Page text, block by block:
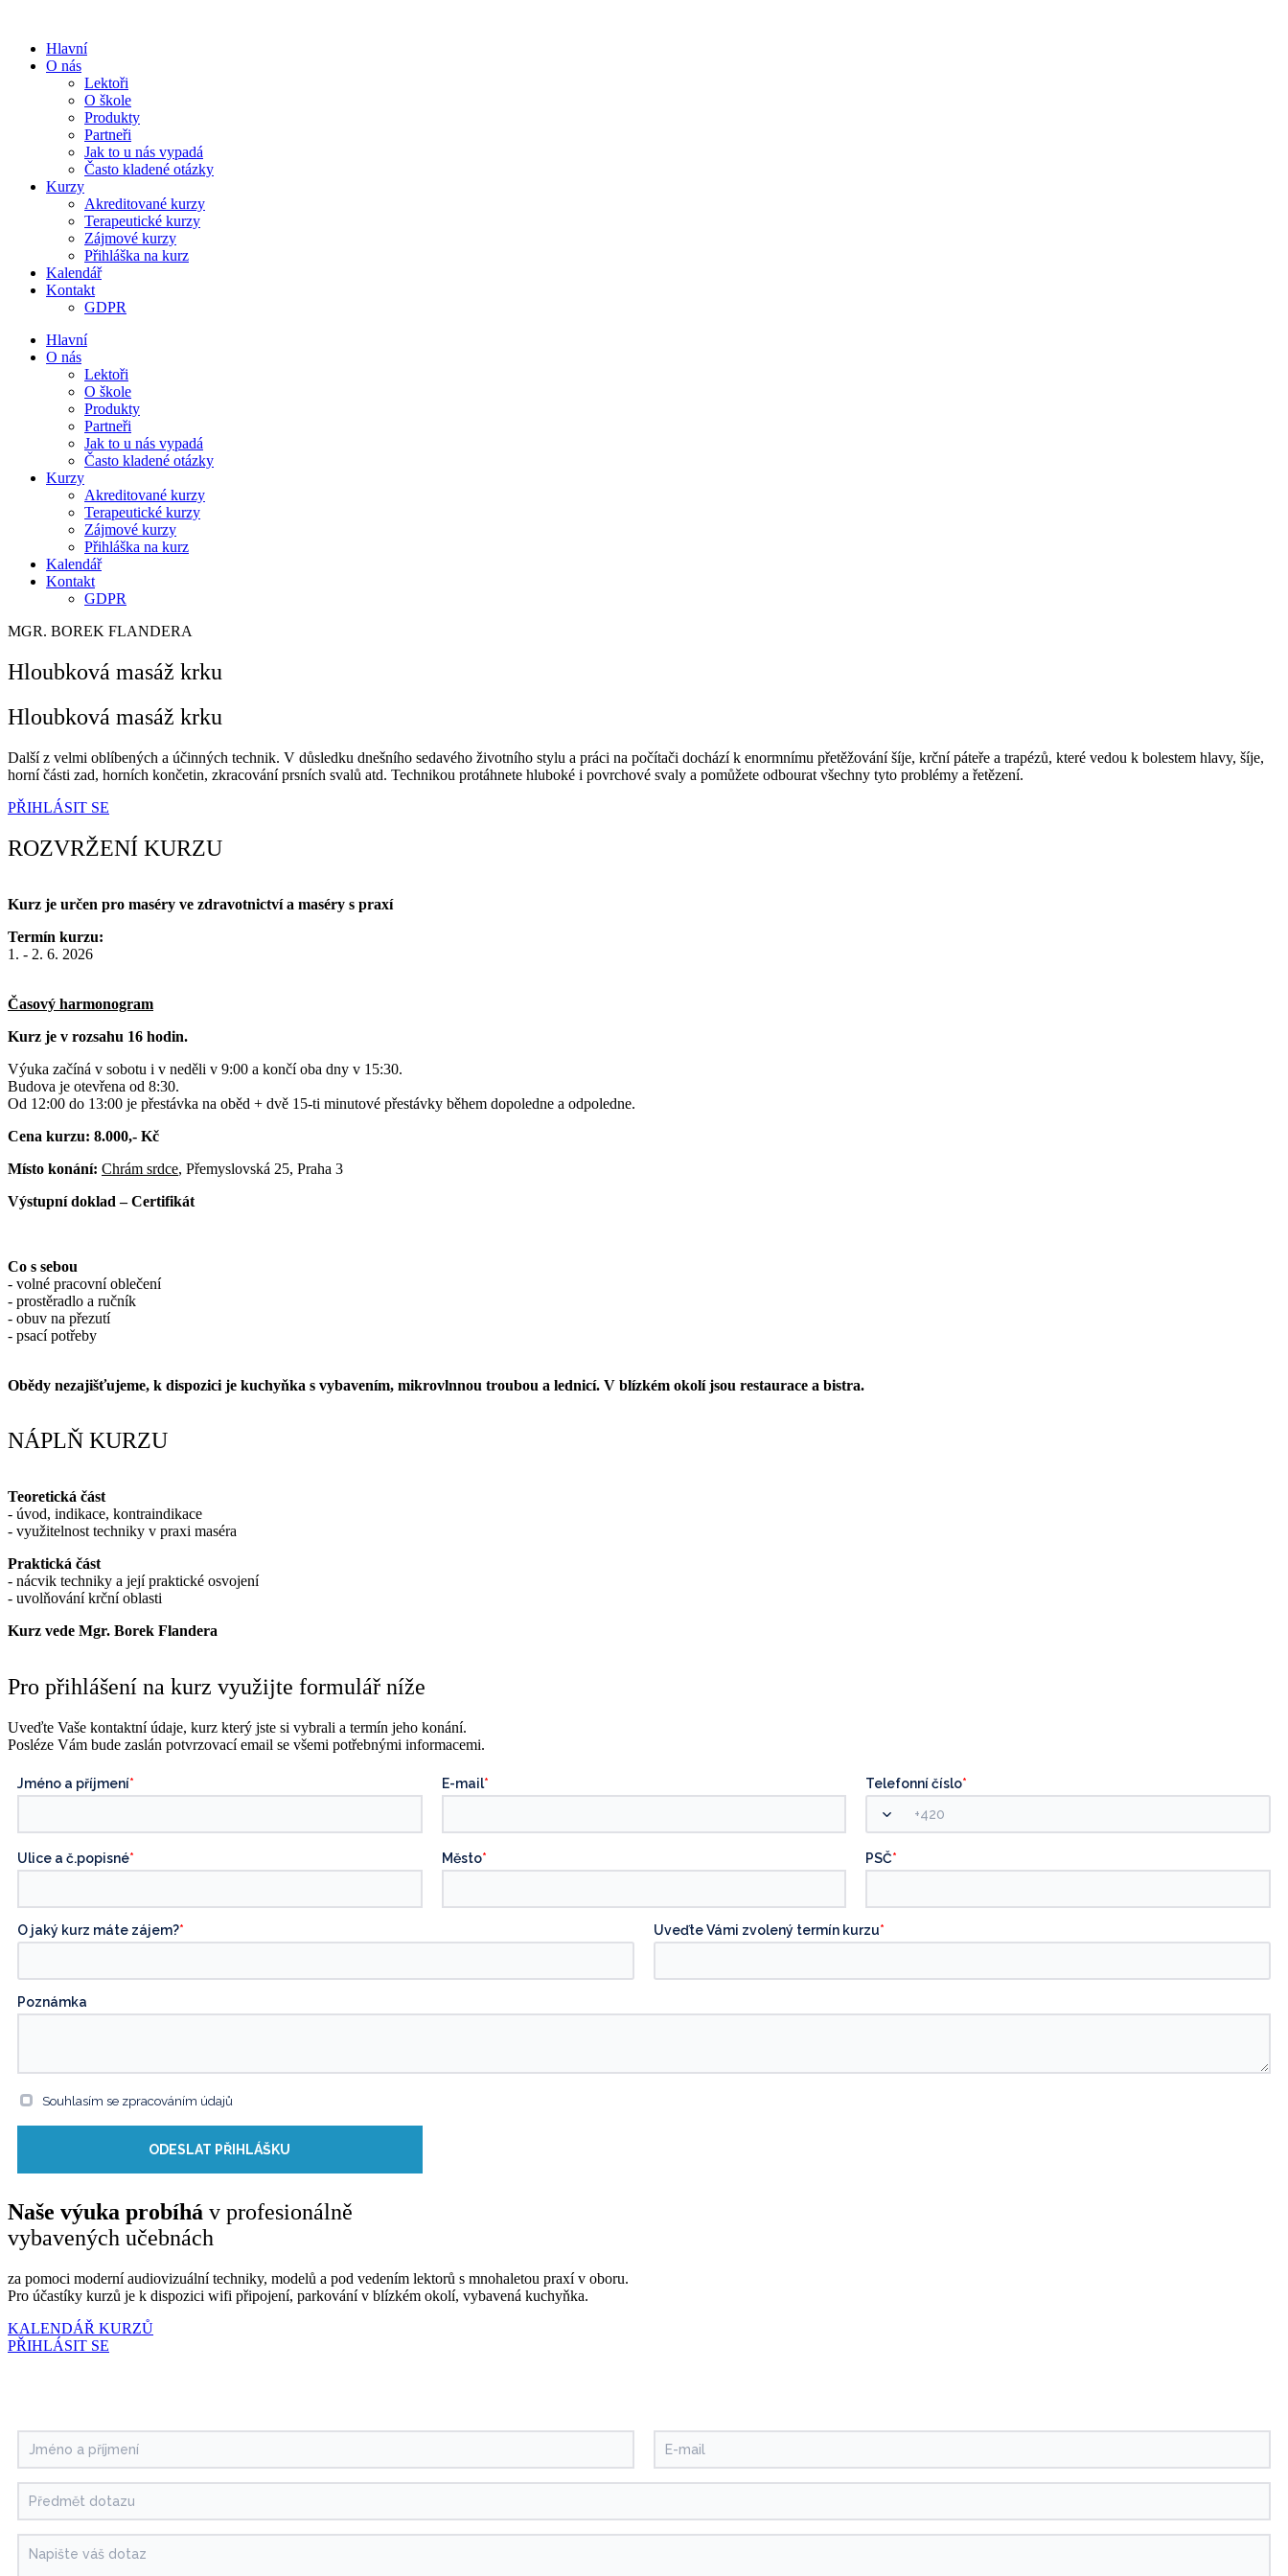
obsahuHlavní
O nás
Lektoři
O škole
Produkty
Partneři
Jak to u nás vypadá
Často kladené otázky
Kurzy
Akreditované kurzy
Terapeutické kurzy
Zájmové kurzy
Přihláška na kurz
Kalendář
Kontakt
GDPR
Hlavní
O nás
Lektoři
O škole
Produkty
Partneři
Jak to u nás vypadá
Často kladené otázky
Kurzy
Akreditované kurzy
Terapeutické kurzy
Zájmové kurzy
Přihláška na kurz
Kalendář
Kontakt
GDPR
MGR. BOREK FLANDERA
Hloubková masáž krku
Hloubková masáž krku
Další z velmi oblíbených a účinných technik. V důsledku dnešního sedavého životního stylu a práci na počítači dochází k enormnímu přetěžování šíje, krční páteře a trapézů, které vedou k bolestem hlavy, šíje,
horní části zad, horních končetin, zkracování prsních svalů atd. Technikou protáhnete hluboké i povrchové svaly a pomůžete odbourat všechny tyto problémy a řetězení.
PŘIHLÁSIT SE
ROZVRŽENÍ KURZU
Kurz je určen pro maséry ve zdravotnictví a maséry s praxí
Termín kurzu:
1. - 2. 6. 2026
Časový harmonogram
Kurz je v rozsahu 16 hodin.
Výuka začíná v sobotu i v neděli v 9:00 a končí oba dny v 15:30.
Budova je otevřena od 8:30.
Od 12:00 do 13:00 je přestávka na oběd + dvě 15-ti minutové přestávky během dopoledne a odpoledne.
Cena kurzu: 8.000,- Kč
Místo konání: Chrám srdce, Přemyslovská 25, Praha 3
Výstupní doklad – Certifikát
Co s sebou
- volné pracovní oblečení
- prostěradlo a ručník
- obuv na přezutí
- psací potřeby
Obědy nezajišťujeme, k dispozici je kuchyňka s vybavením, mikrovlnnou troubou a lednicí. V blízkém okolí jsou restaurace a bistra.
NÁPLŇ KURZU
Teoretická část
- úvod, indikace, kontraindikace
- využitelnost techniky v praxi maséra
Praktická část
- nácvik techniky a její praktické osvojení
- uvolňování krční oblasti
Kurz vede Mgr. Borek Flandera
Pro přihlášení na kurz využijte formulář níže
Uveďte Vaše kontaktní údaje, kurz který jste si vybrali a termín jeho konání.
Posléze Vám bude zaslán potvrzovací email se všemi potřebnými informacemi.
Jméno a příjmení* E-mail* Telefonní číslo*
Ulice a č.popisné* Město* PSČ*
O jaký kurz máte zájem?* Uveďte Vámi zvolený termín kurzu*
Poznámka
Souhlasím se zpracováním údajů
ODESLAT PŘIHLÁŠKU
Naše výuka probíhá v profesionálně
vybavených učebnách
za pomoci moderní audiovizuální techniky, modelů a pod vedením lektorů s mnohaletou praxí v oboru.
Pro účastíky kurzů je k dispozici wifi připojení, parkování v blízkém okolí, vybavená kuchyňka.
KALENDÁŘ KURZŮ
PŘIHLÁSIT SE